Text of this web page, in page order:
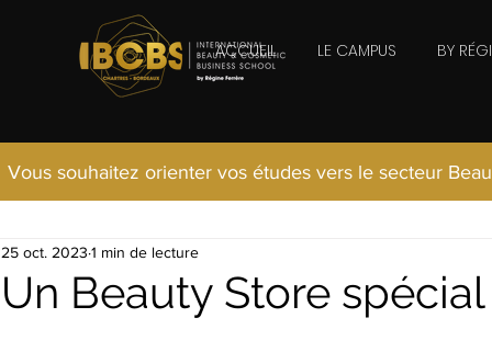
ACCUEIL LE CAMPUS BY
Vous souhaitez orienter vos études vers le secteur
Un Beauty Store
25 oct. 2023 1 min de lecture